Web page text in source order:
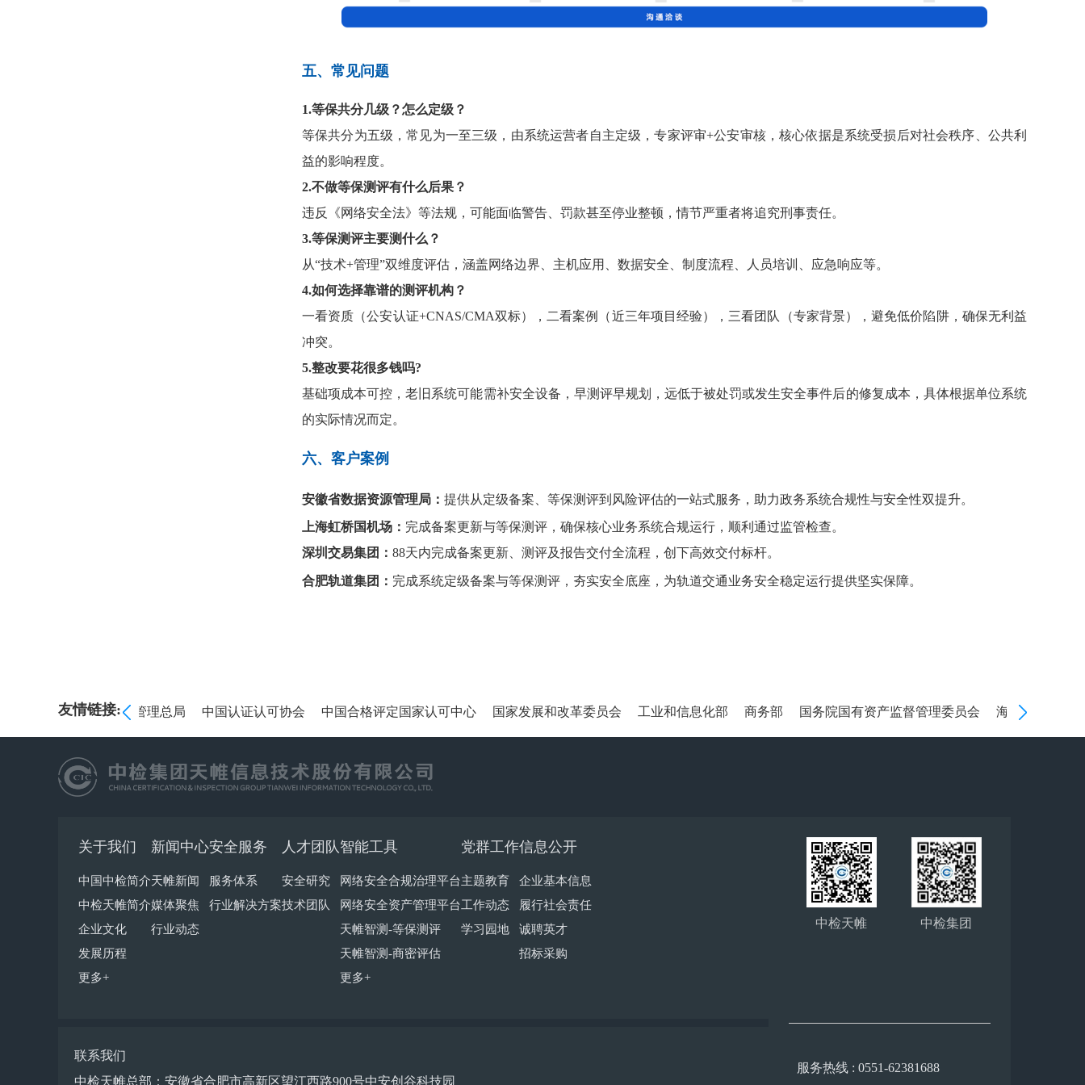
五、常见问题
1.等保共分几级？怎么定级？
等保共分为五级，常见为一至三级，由系统运营者自主定级，专家评审+公安审核，核心依据是系统受损后对社会秩序、公共利
益的影响程度。
2.不做等保测评有什么后果？
违反《网络安全法》等法规，可能面临警告、罚款甚至停业整顿，情节严重者将追究刑事责任。
3.等保测评主要测什么？
从“技术+管理”双维度评估，涵盖网络边界、主机应用、数据安全、制度流程、人员培训、应急响应等。
4.如何选择靠谱的测评机构？
一看资质（公安认证+CNAS/CMA双标），二看案例（近三年项目经验），三看团队（专家背景），避免低价陷阱，确保无利益
冲突。
5.整改要花很多钱吗?
基础项成本可控，老旧系统可能需补安全设备，早测评早规划，远低于被处罚或发生安全事件后的修复成本，具体根据单位系统
的实际情况而定。
六、客户案例
安徽省数据资源管理局： 提供从定级备案、等保测评到风险评估的一站式服务，助力政务系统合规性与安全性双提升。
上海虹桥国机场： 完成备案更新与等保测评，确保核心业务系统合规运行，顺利通过监管检查。
深圳交易集团： 88天内完成备案更新、测评及报告交付全流程，创下高效交付标杆。
合肥轨道集团： 完成系统定级备案与等保测评，夯实安全底座，为轨道交通业务安全稳定运行提供坚实保障。
友情链接:
国家市场监督管理总局 中国认证认可协会 中国合格评定国家认可中心 国家发展和改革委员会 工业和信息化部 商务部 国务院国有资产监督管理委员会 海关总署
关于我们
中国中检简介
中检天帷简介
企业文化
发展历程
更多+
新闻中心
天帷新闻
媒体聚焦
行业动态
安全服务
服务体系
行业解决方案
人才团队
安全研究
技术团队
智能工具
网络安全合规治理平台
网络安全资产管理平台
天帷智测-等保测评
天帷智测-商密评估
更多+
党群工作
主题教育
工作动态
学习园地
信息公开
企业基本信息
履行社会责任
诚聘英才
招标采购
联系我们
中检天帷总部：安徽省合肥市高新区望江西路900号中安创谷科技园
中检天帷 中检集团
服务热线 : 0551-62381688